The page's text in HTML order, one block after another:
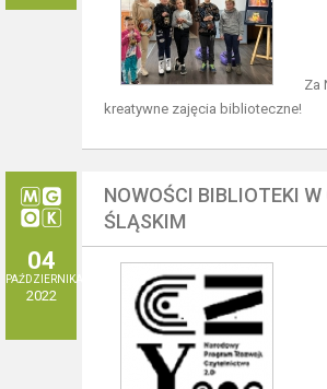
Za
kreatywne zajęcia biblioteczne!
04
PAŹDZIERNIKA
2022
NOWOŚCI BIBLIOTEKI W
ŚLĄSKIM